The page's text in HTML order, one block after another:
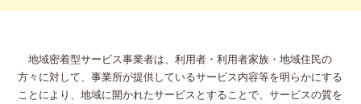
地域密着型サービス事業者は、利用者・利用者家族・地域住民の
方々に対して、事業所が提供しているサービス内容等を明らかにする
ことにより、地域に開かれたサービスとすることで、サービスの質を